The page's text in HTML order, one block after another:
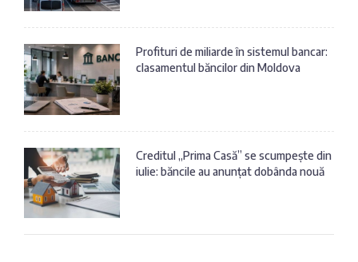
Profituri de miliarde în sistemul bancar:
clasamentul băncilor din Moldova
Creditul „Prima Casă” se scumpește din
iulie: băncile au anunțat dobânda nouă